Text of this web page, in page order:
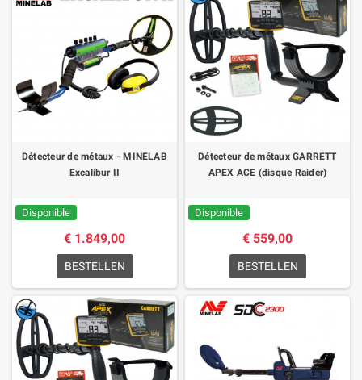
Détecteur de métaux - MINELAB
Excalibur II
Disponible
€ 1.849,00
BESTELLEN
Détecteur de métaux GARRETT
APEX ACE (disque Raider)
Disponible
€ 559,00
BESTELLEN